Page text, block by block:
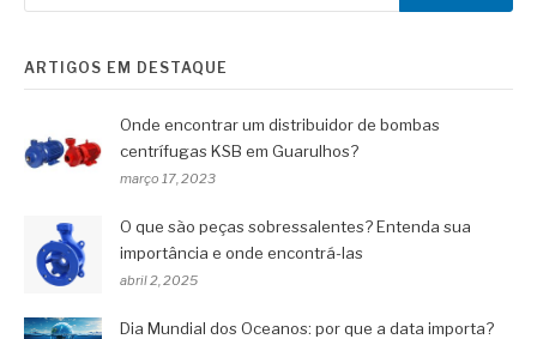
ARTIGOS EM DESTAQUE
Onde encontrar um distribuidor de bombas
centrífugas KSB em Guarulhos?
março 17, 2023
O que são peças sobressalentes? Entenda sua
importância e onde encontrá-las
abril 2, 2025
Dia Mundial dos Oceanos: por que a data importa?